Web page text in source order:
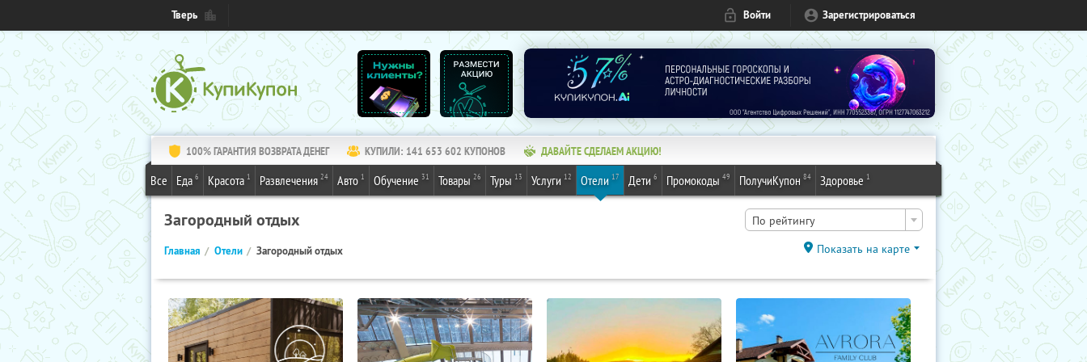
Тверь Войти Зарегистрироваться
100% ГАРАНТИЯ ВОЗВРАТА ДЕНЕГ КУПИЛИ: 141 653 602 КУПОНОВ ДАВАЙТЕ СДЕЛАЕМ АКЦИЮ!
Все Еда 6 Красота 1 Развлечения 24 Авто 1 Обучение 31 Товары 26 Туры 13 Услуги 12 Отели 17 Дети 6 Промокоды 49 ПолучиКупон 84 Здоровье 1
Загородный отдых По рейтингу
Главная Отели Загородный отдых Показать на карте